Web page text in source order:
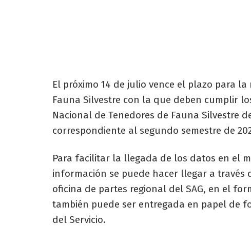
El próximo 14 de julio vence el plazo para
Fauna Silvestre con la que deben cumplir
Nacional de Tenedores de Fauna Silvestre
correspondiente al segundo semestre de
Para facilitar la llegada de los datos en el
información se puede hacer llegar a través
oficina de partes regional del SAG, en el
también puede ser entregada en papel de
del Servicio.